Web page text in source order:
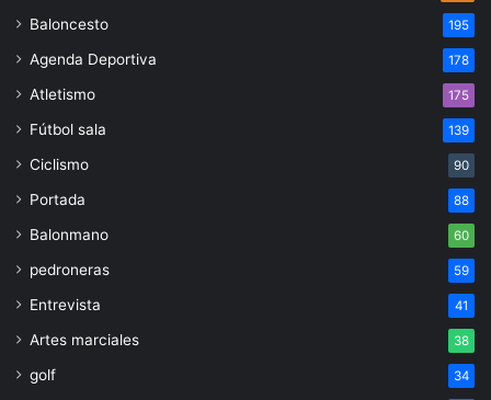
Baloncesto 195
Agenda Deportiva 178
Atletismo 175
Fútbol sala 139
Ciclismo 90
Portada 88
Balonmano 60
pedroneras 59
Entrevista 41
Artes marciales 38
golf 34